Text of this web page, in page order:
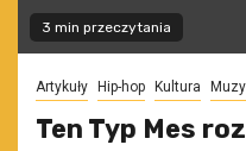
3 min przeczytania
Artykuły Hip-hop Kultura
Ten Typ Mes